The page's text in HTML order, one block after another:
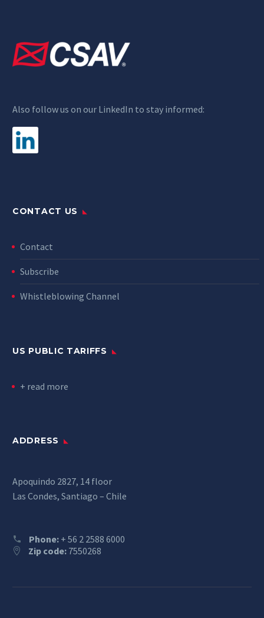
Also follow us on our LinkedIn to stay informed:
CONTACT US
Contact
Subscribe
Whistleblowing Channel
US PUBLIC TARIFFS
+ read more
ADDRESS
Apoquindo 2827, 14 floor
Las Condes, Santiago – Chile
Phone: + 56 2 2588 6000
Zip code: 7550268